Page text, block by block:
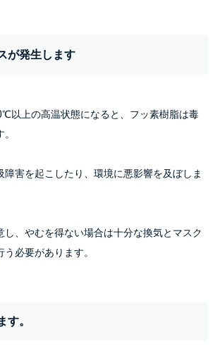
が発生します
以上の高温状態になると、フッ素樹脂は毒
障害を起こしたり、環境に悪影響を及ぼしま
し、やむを得ない場合は十分な換気とマスク
必要があります。
。